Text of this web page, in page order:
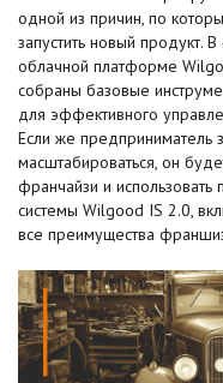
одной из причин, по
запустить новый продукт.
облачной платформе
собраны базовые
для эффективного
Если же предприниматель
масштабироваться, он
франчайзи и
системы Wilgood IS 2.0,
все преимущества